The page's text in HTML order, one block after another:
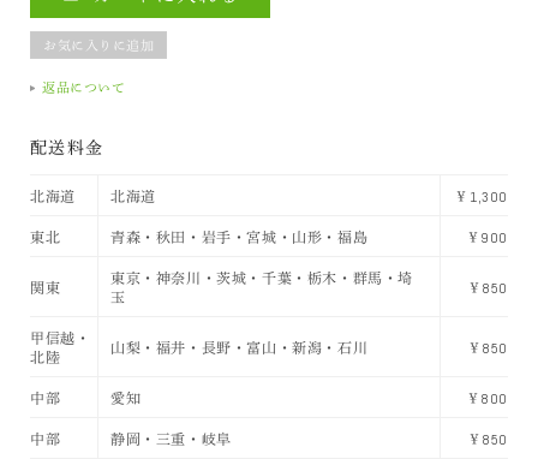
返品について
配送料金
北海道 北海道 ￥1,300
東北 青森・秋田・岩手・宮城・山形・福島 ￥900
関東
東京・神奈川・茨城・千葉・栃木・群馬・埼
玉
￥850
甲信越・
北陸
山梨・福井・長野・富山・新潟・石川 ￥850
中部 愛知 ￥800
中部 静岡・三重・岐阜 ￥850